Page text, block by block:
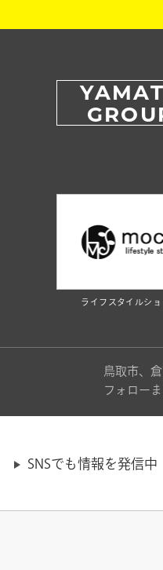
ライフスタイルショ
鳥取市、
フォロー
SNSでも情報を発信中